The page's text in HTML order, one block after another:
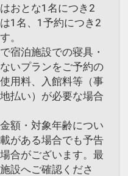
おとな1名につき2
1名、1予約につき2
。
宿泊施設での寝具・
いプランをご予約の
用料、入館料等（事
払い）が必要な場合
額・対象年齢につい
がある場合でも予告
合がございます。最
設へご確認くださ